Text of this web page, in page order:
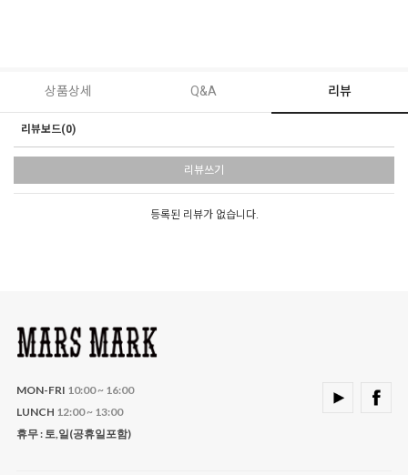
상품상세 Q&A 리뷰
리뷰보드(0)
리뷰쓰기
등록된 리뷰가 없습니다.
MON-FRI 10:00 ~ 16:00
LUNCH 12:00 ~ 13:00
휴무 : 토,일(공휴일포함)